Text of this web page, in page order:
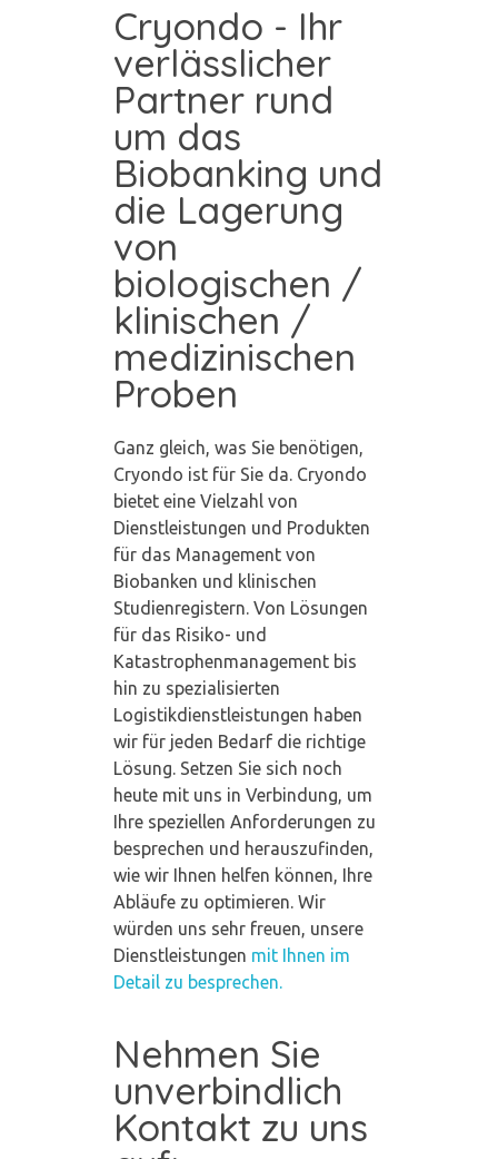
Cryondo - Ihr
verlässlicher
Partner rund
um das
Biobanking und
die Lagerung
von
biologischen /
klinischen /
medizinischen
Proben
Ganz gleich, was Sie benötigen,
Cryondo ist für Sie da. Cryondo
bietet eine Vielzahl von
Dienstleistungen und Produkten
für das Management von
Biobanken und klinischen
Studienregistern. Von Lösungen
für das Risiko- und
Katastrophenmanagement bis
hin zu spezialisierten
Logistikdienstleistungen haben
wir für jeden Bedarf die richtige
Lösung. Setzen Sie sich noch
heute mit uns in Verbindung, um
Ihre speziellen Anforderungen zu
besprechen und herauszufinden,
wie wir Ihnen helfen können, Ihre
Abläufe zu optimieren. Wir
würden uns sehr freuen, unsere
Dienstleistungen mit Ihnen im
Detail zu besprechen.
Nehmen Sie
unverbindlich
Kontakt zu uns